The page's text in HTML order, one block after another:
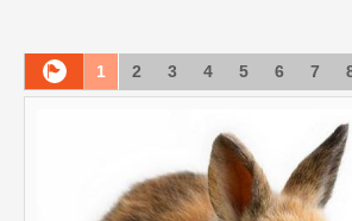
1 2 3 4 5 6 7